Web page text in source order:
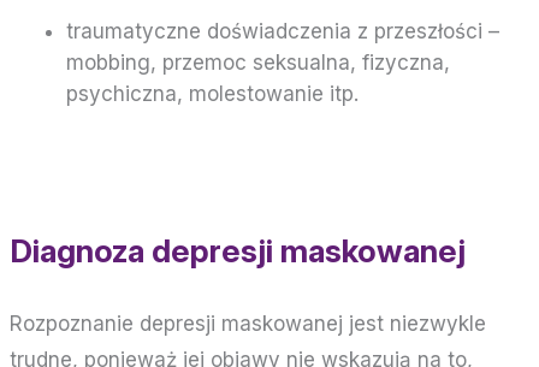
traumatyczne doświadczenia z przeszłości –
mobbing, przemoc seksualna, fizyczna,
psychiczna, molestowanie itp.
Diagnoza depresji maskowanej
Rozpoznanie depresji maskowanej jest niezwykle
trudne, ponieważ jej objawy nie wskazują na to,